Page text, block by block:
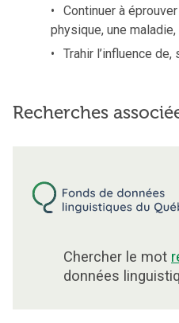
Continuer à
physique, une
Trahir l’influence
Recherches
Chercher le mot
données